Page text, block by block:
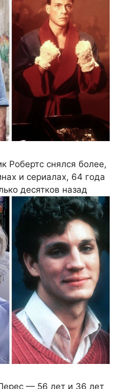
Робертс снялся более,
и сериалах, 64 года
десятков назад
— 56 лет и 36 лет